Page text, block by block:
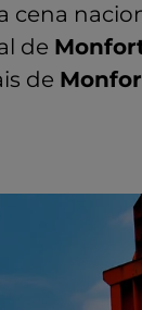
cena
de
de